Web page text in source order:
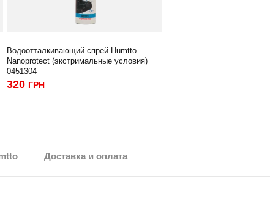
Водоотталкивающий спрей Humtto
Nanoprotect (экстримальные условия)
0451304
320 ГРН
Доставка и оплата